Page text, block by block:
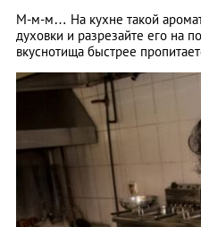
М-м-м… На кухне такой
духовки и разрезайте его на
вкуснотища быстрее